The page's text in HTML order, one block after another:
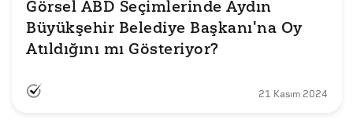
Görsel ABD Seçimlerinde Aydın
Büyükşehir Belediye Başkanı'na Oy
Atıldığını mı Gösteriyor?
21 Kasım 2024